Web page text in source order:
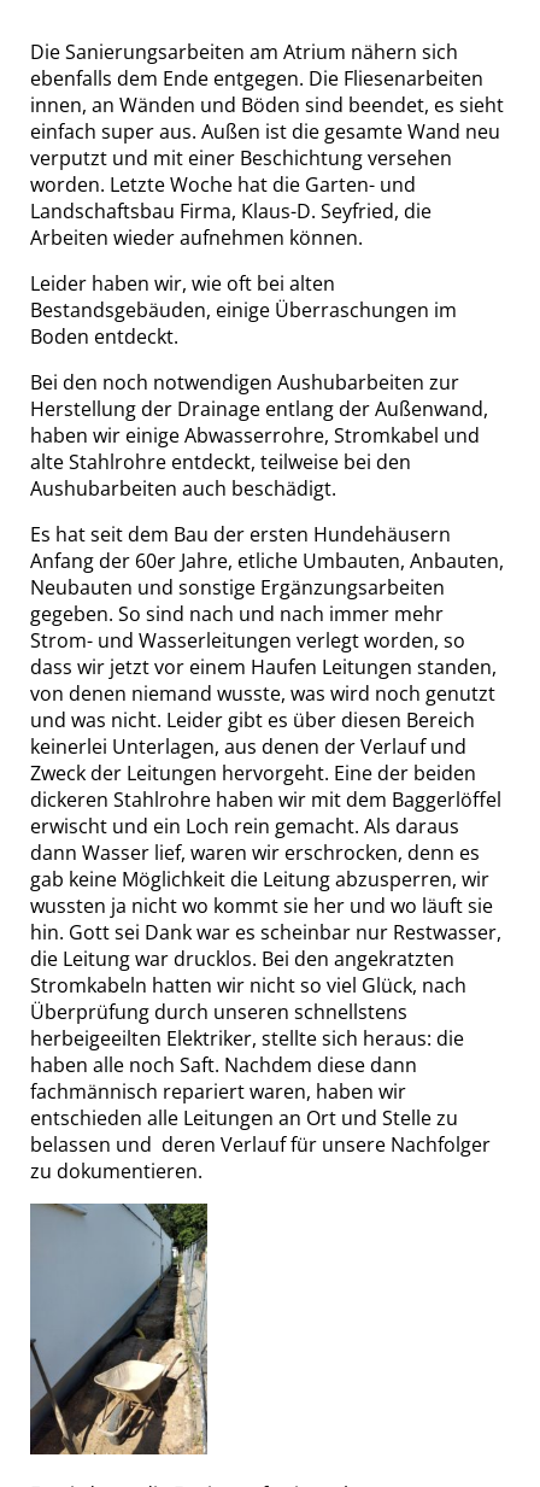
Die Sanierungsarbeiten am Atrium nähern sich
ebenfalls dem Ende entgegen. Die Fliesenarbeiten
innen, an Wänden und Böden sind beendet, es sieht
einfach super aus. Außen ist die gesamte Wand neu
verputzt und mit einer Beschichtung versehen
worden. Letzte Woche hat die Garten- und
Landschaftsbau Firma, Klaus-D. Seyfried, die
Arbeiten wieder aufnehmen können.
Leider haben wir, wie oft bei alten
Bestandsgebäuden, einige Überraschungen im
Boden entdeckt.
Bei den noch notwendigen Aushubarbeiten zur
Herstellung der Drainage entlang der Außenwand,
haben wir einige Abwasserrohre, Stromkabel und
alte Stahlrohre entdeckt, teilweise bei den
Aushubarbeiten auch beschädigt.
Es hat seit dem Bau der ersten Hundehäusern
Anfang der 60er Jahre, etliche Umbauten, Anbauten,
Neubauten und sonstige Ergänzungsarbeiten
gegeben. So sind nach und nach immer mehr
Strom- und Wasserleitungen verlegt worden, so
dass wir jetzt vor einem Haufen Leitungen standen,
von denen niemand wusste, was wird noch genutzt
und was nicht. Leider gibt es über diesen Bereich
keinerlei Unterlagen, aus denen der Verlauf und
Zweck der Leitungen hervorgeht. Eine der beiden
dickeren Stahlrohre haben wir mit dem Baggerlöffel
erwischt und ein Loch rein gemacht. Als daraus
dann Wasser lief, waren wir erschrocken, denn es
gab keine Möglichkeit die Leitung abzusperren, wir
wussten ja nicht wo kommt sie her und wo läuft sie
hin. Gott sei Dank war es scheinbar nur Restwasser,
die Leitung war drucklos. Bei den angekratzten
Stromkabeln hatten wir nicht so viel Glück, nach
Überprüfung durch unseren schnellstens
herbeigeeilten Elektriker, stellte sich heraus: die
haben alle noch Saft. Nachdem diese dann
fachmännisch repariert waren, haben wir
entschieden alle Leitungen an Ort und Stelle zu
belassen und deren Verlauf für unsere Nachfolger
zu dokumentieren.